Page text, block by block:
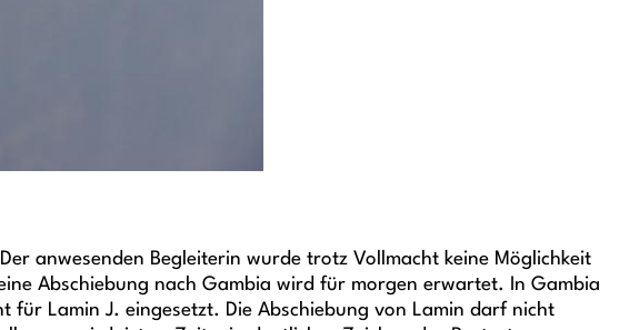
anwesenden Begleiterin wurde trotz Vollmacht keine Möglichkeit
Abschiebung nach Gambia wird für morgen erwartet. In Gambia
für Lamin J. eingesetzt. Die Abschiebung von Lamin darf nicht